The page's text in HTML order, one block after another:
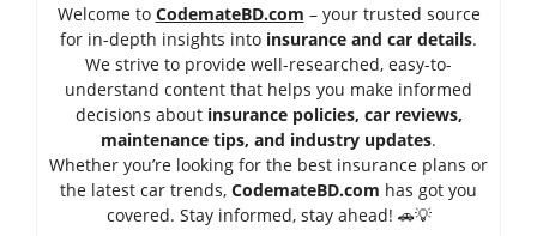
Welcome to CodemateBD.com – your trusted source
for in-depth insights into insurance and car details.
We strive to provide well-researched, easy-to-
understand content that helps you make informed
decisions about insurance policies, car reviews,
maintenance tips, and industry updates.
Whether you’re looking for the best insurance plans or
the latest car trends, CodemateBD.com has got you
covered. Stay informed, stay ahead! 🚗💡